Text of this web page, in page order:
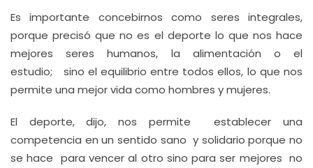
Es importante concebirnos como seres integrales,
porque precisó que no es el deporte lo que nos hace
mejores seres humanos, la alimentación o el
estudio; sino el equilibrio entre todos ellos, lo que nos
permite una mejor vida como hombres y mujeres.
El deporte, dijo, nos permite establecer una
competencia en un sentido sano y solidario porque no
se hace para vencer al otro sino para ser mejores no